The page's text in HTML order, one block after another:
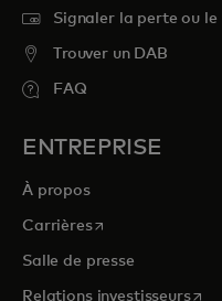
Signaler la perte ou le
Trouver un DAB
FAQ
ENTREPRISE
À propos
Carrièress’ouvre dans un
Salle de presse
Relations investisseurs